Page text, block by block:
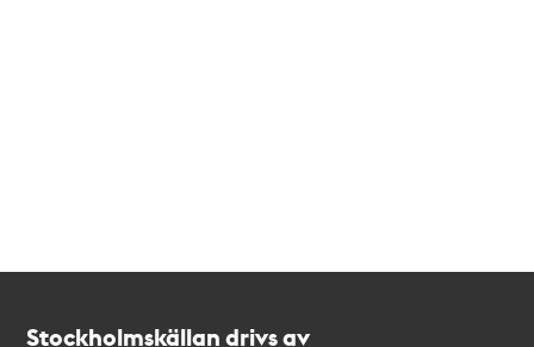
Stockholmskällan drivs av